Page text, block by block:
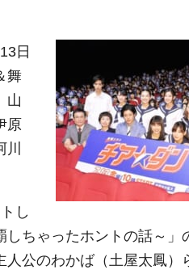
日
舞
山
原
し
ちゃったホントの話～」
公のわかば（土屋太鳳）